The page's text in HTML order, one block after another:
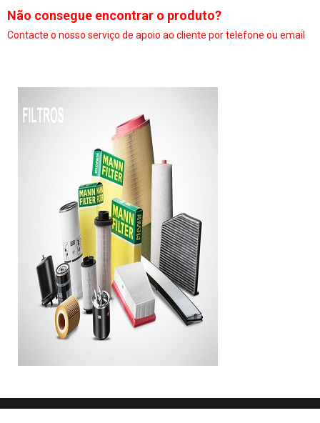
Não consegue encontrar o produto?
Contacte o nosso serviço de apoio ao cliente por telefone ou email